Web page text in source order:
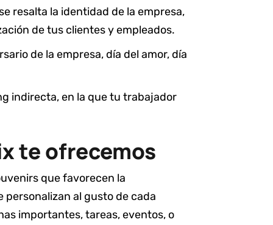
resalta la identidad de la empresa,
de tus clientes y empleados.
de la empresa, día del amor, día
indirecta, en la que tu trabajador
te ofrecemos
que favorecen la
personalizan al gusto de cada
importantes, tareas, eventos, o